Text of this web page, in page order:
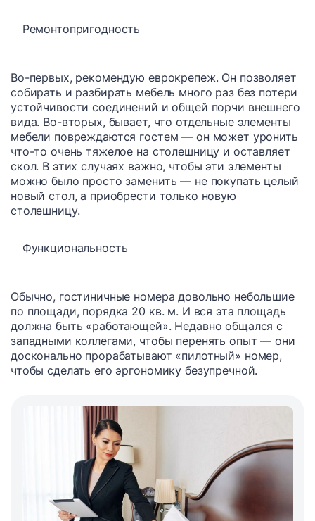
Ремонтопригодность
Во-первых, рекомендую еврокрепеж. Он позволяет
собирать и разбирать мебель много раз без потери
устойчивости соединений и общей порчи внешнего
вида. Во-вторых, бывает, что отдельные элементы
мебели повреждаются гостем — он может уронить
что-то очень тяжелое на столешницу и оставляет
скол. В этих случаях важно, чтобы эти элементы
можно было просто заменить — не покупать целый
новый стол, а приобрести только новую
столешницу.
Функциональность
Обычно, гостиничные номера довольно небольшие
по площади, порядка 20 кв. м. И вся эта площадь
должна быть «работающей». Недавно общался с
западными коллегами, чтобы перенять опыт — они
досконально прорабатывают «пилотный» номер,
чтобы сделать его эргономику безупречной.